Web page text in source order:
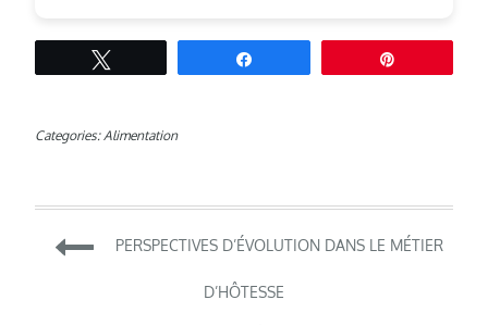
Categories: Alimentation
Navigation
PERSPECTIVES D’ÉVOLUTION DANS LE MÉTIER
D’HÔTESSE